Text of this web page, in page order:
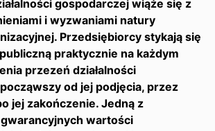
gospodarczej wiąże się z
i wyzwaniami natury
Przedsiębiorcy stykają się
praktycznie na każdym
przezeń działalności
od jej podjęcia, przez
jej zakończenie. Jedną z
wartości